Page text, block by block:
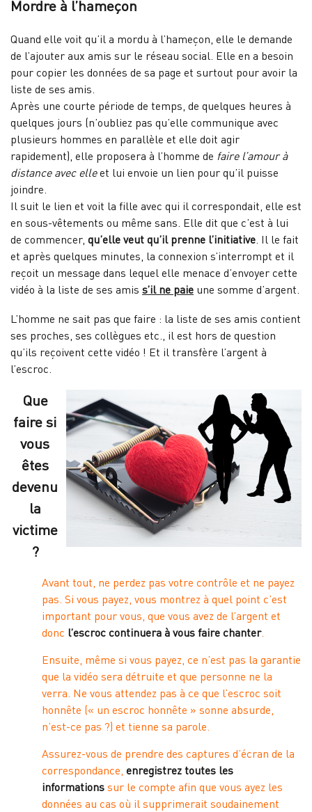
Mordre à l’hameçon
Quand elle voit qu’il a mordu à l’hameçon, elle le demande
de l’ajouter aux amis sur le réseau social. Elle en a besoin
pour copier les données de sa page et surtout pour avoir la
liste de ses amis.
Après une courte période de temps, de quelques heures à
quelques jours (n’oubliez pas qu’elle communique avec
plusieurs hommes en parallèle et elle doit agir
rapidement), elle proposera à l’homme de faire l’amour à
distance avec elleet lui envoie un lien pour qu’il puisse
joindre.
Il suit le lien et voit la fille avec qui il correspondait, elle est
en sous-vêtements ou même sans. Elle dit que c’est à lui
de commencer, qu’elle veut qu’il prenne l’initiative. Il le fait
et après quelques minutes, la connexion s’interrompt et il
reçoit un message dans lequel elle menace d’envoyer cette
vidéo à la liste de ses amis s’il ne paie une somme d’argent.
L’homme ne sait pas que faire : la liste de ses amis contient
ses proches, ses collègues etc., il est hors de question
qu’ils reçoivent cette vidéo ! Et il transfère l’argent à
l’escroc.
Que
faire si
vous
êtes
devenu
la
victime
?
Avant tout, ne perdez pas votre contrôle et ne payez
pas. Si vous payez, vous montrez à quel point c’est
important pour vous, que vous avez de l’argent et
donc l’escroc continuera à vous faire chanter.
Ensuite, même si vous payez, ce n’est pas la garantie
que la vidéo sera détruite et que personne ne la
verra. Ne vous attendez pas à ce que l’escroc soit
honnête (« un escroc honnête » sonne absurde,
n’est-ce pas ?) et tienne sa parole.
Assurez-vous de prendre des captures d’écran de la
correspondance, enregistrez toutes les
informations sur le compte afin que vous ayez les
données au cas où il supprimerait soudainement